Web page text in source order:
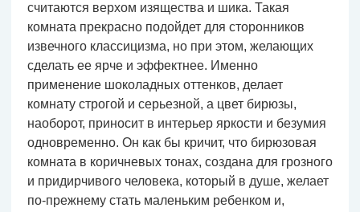
считаются верхом изящества и шика. Такая
комната прекрасно подойдет для сторонников
извечного классицизма, но при этом, желающих
сделать ее ярче и эффектнее. Именно
применение шоколадных оттенков, делает
комнату строгой и серьезной, а цвет бирюзы,
наоборот, приносит в интерьер яркости и безумия
одновременно. Он как бы кричит, что бирюзовая
комната в коричневых тонах, создана для грозного
и придирчивого человека, который в душе, желает
по-прежнему стать маленьким ребенком и,